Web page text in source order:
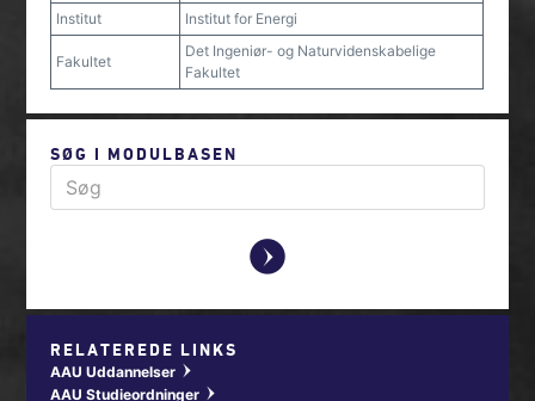
Institut
Institut for Energi
Fakultet
Det Ingeniør- og Naturvidenskabelige
Fakultet
SØG I MODULBASEN
y
RELATEREDE LINKS
AAU Uddannelser w
AAU Studieordninger w